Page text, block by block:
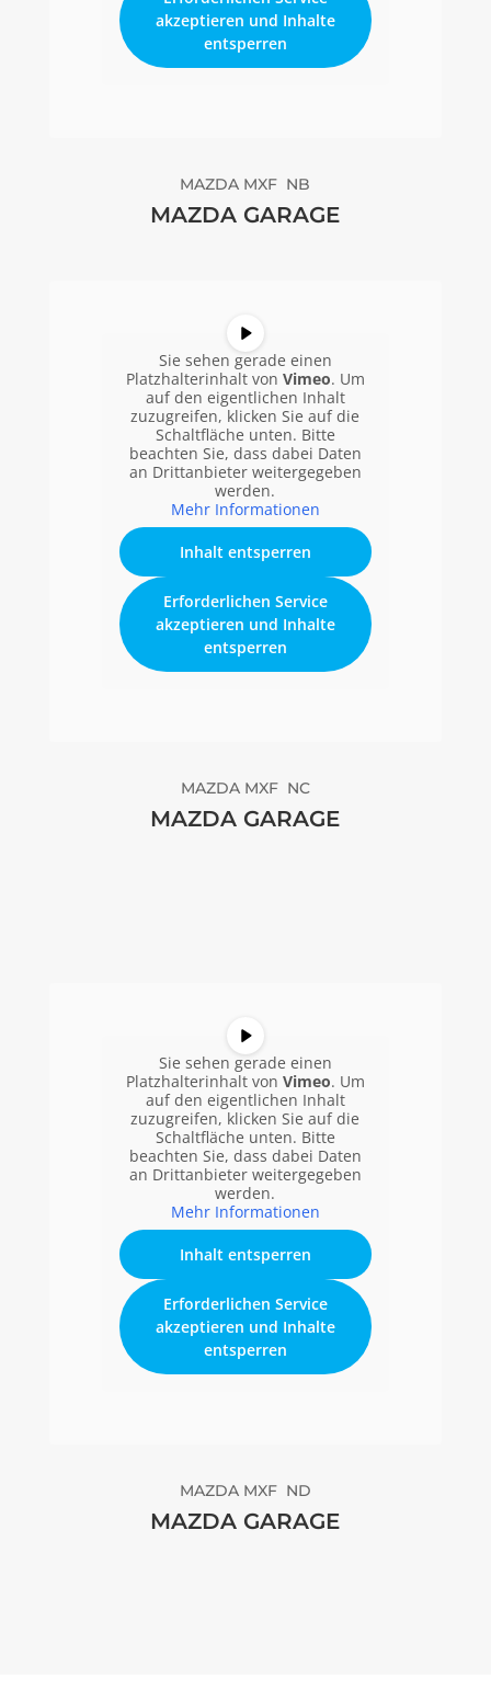
akzeptieren und Inhalte
entsperren
MAZDA MXF NB
MAZDA GARAGE
Sie sehen gerade einen
Platzhalterinhalt von Vimeo. Um
auf den eigentlichen Inhalt
zuzugreifen, klicken Sie auf die
Schaltfläche unten. Bitte
beachten Sie, dass dabei Daten
an Drittanbieter weitergegeben
werden.
Mehr Informationen
Inhalt entsperren
Erforderlichen Service
akzeptieren und Inhalte
entsperren
MAZDA MXF NC
MAZDA GARAGE
Sie sehen gerade einen
Platzhalterinhalt von Vimeo. Um
auf den eigentlichen Inhalt
zuzugreifen, klicken Sie auf die
Schaltfläche unten. Bitte
beachten Sie, dass dabei Daten
an Drittanbieter weitergegeben
werden.
Mehr Informationen
Inhalt entsperren
Erforderlichen Service
akzeptieren und Inhalte
entsperren
MAZDA MXF ND
MAZDA GARAGE